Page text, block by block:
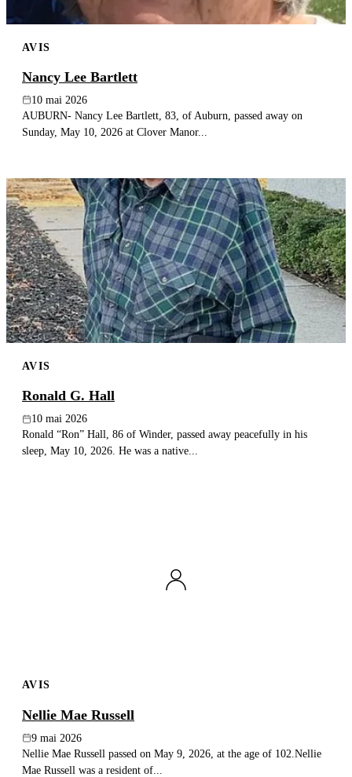
AVIS
Nancy Lee Bartlett
10 mai 2026
AUBURN- Nancy Lee Bartlett, 83, of Auburn, passed away on
Sunday, May 10, 2026 at Clover Manor...
AVIS
Ronald G. Hall
10 mai 2026
Ronald “Ron” Hall, 86 of Winder, passed away peacefully in his
sleep, May 10, 2026. He was a native...
AVIS
Nellie Mae Russell
9 mai 2026
Nellie Mae Russell passed on May 9, 2026, at the age of 102.Nellie
Mae Russell was a resident of...